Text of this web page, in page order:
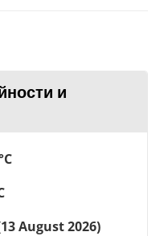
и
August 2026)